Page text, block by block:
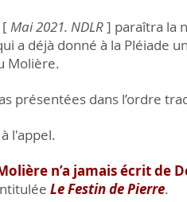
[Mai 2021. NDLR] paraîtra la
a déjà donné à la Pléiade
Molière.
présentées dans l’ordre
l'appel.
n’a jamais écrit de
Le Festin de Pierre.